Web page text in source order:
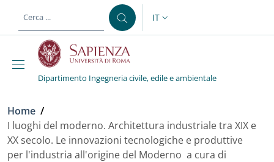
al contenuto principale
SELETTORE LINGUA:
IT
Dipartimento Ingegneria civile, edile e ambientale
Briciole di pane
Home /
I luoghi del moderno. Architettura industriale tra XIX e
XX secolo. Le innovazioni tecnologiche e produttive
per l'industria all'origine del Moderno a cura di